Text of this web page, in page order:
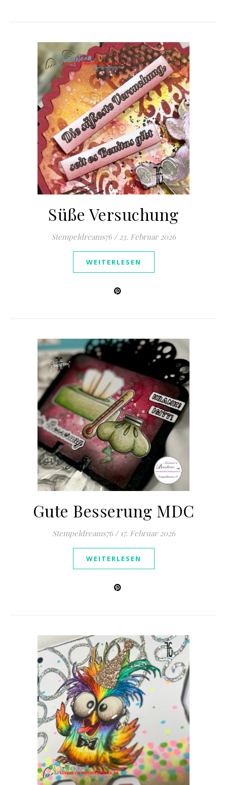
Süße Versuchung
Stempeldreams76 / 23. Februar 2026
WEITERLESEN
Gute Besserung MDC
Stempeldreams76 / 17. Februar 2026
WEITERLESEN